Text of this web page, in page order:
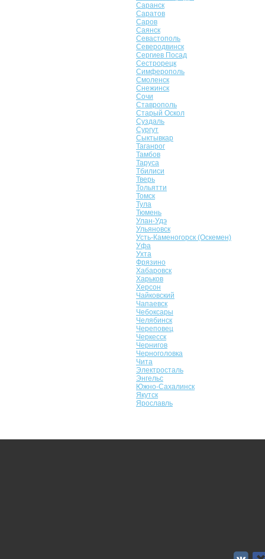
Саранск
Саратов
Саров
Саянск
Севастополь
Северодвинск
Сергиев Посад
Сестрорецк
Симферополь
Смоленск
Снежинск
Сочи
Ставрополь
Старый Оскол
Суздаль
Сургут
Сыктывкар
Таганрог
Тамбов
Таруса
Тбилиси
Тверь
Тольятти
Томск
Тула
Тюмень
Улан-Удэ
Ульяновск
Усть-Каменогорск (Оскемен)
Уфа
Ухта
Фрязино
Хабаровск
Харьков
Херсон
Чайковский
Чапаевск
Чебоксары
Челябинск
Череповец
Черкесск
Чернигов
Черноголовка
Чита
Электросталь
Энгельс
Южно-Сахалинск
Якутск
Ярославль